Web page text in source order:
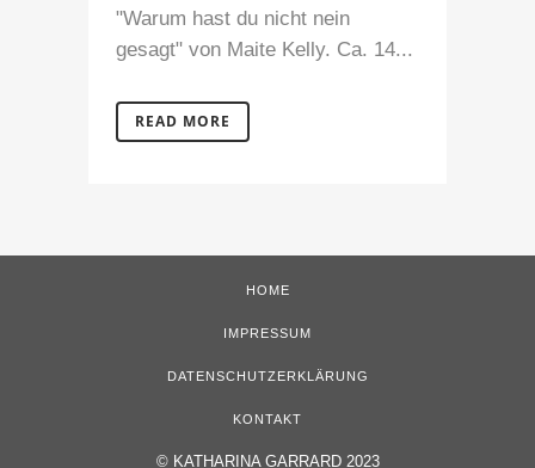
"Warum hast du nicht nein
gesagt" von Maite Kelly. Ca. 14...
READ MORE
HOME
IMPRESSUM
DATENSCHUTZERKLÄRUNG
KONTAKT
© KATHARINA GARRARD 2023